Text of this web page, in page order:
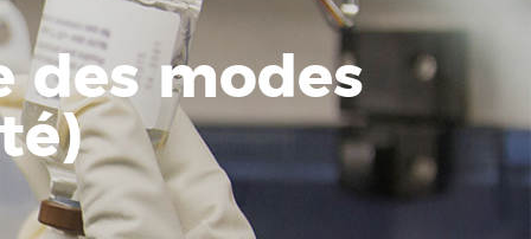
des modes